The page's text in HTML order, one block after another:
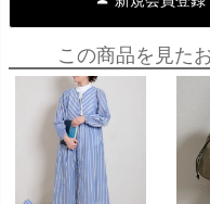
この商品を見た